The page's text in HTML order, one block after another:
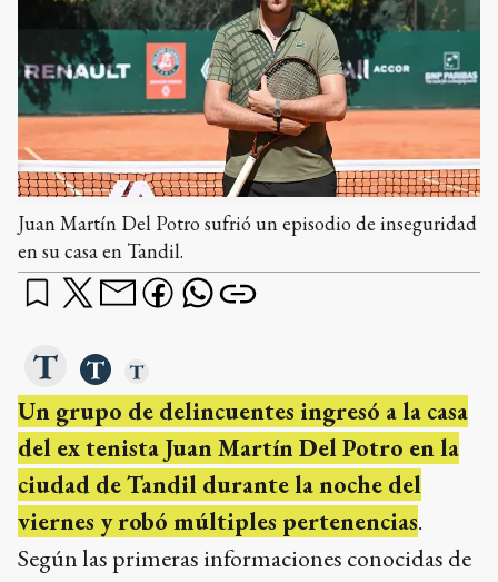
Juan Martín Del Potro sufrió un episodio de inseguridad
en su casa en Tandil.
Un grupo de delincuentes ingresó a la casa
del ex tenista Juan Martín Del Potro en la
ciudad de Tandil durante la noche del
viernes y robó múltiples pertenencias.
Según las primeras informaciones conocidas de